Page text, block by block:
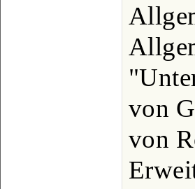
von
von